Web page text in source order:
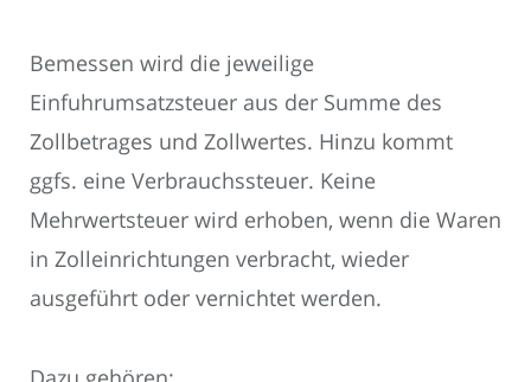
Bemessen wird die jeweilige
Einfuhrumsatzsteuer aus der Summe des
Zollbetrages und Zollwertes. Hinzu kommt
ggfs. eine Verbrauchssteuer. Keine
Mehrwertsteuer wird erhoben, wenn die Waren
in Zolleinrichtungen verbracht, wieder
ausgeführt oder vernichtet werden.